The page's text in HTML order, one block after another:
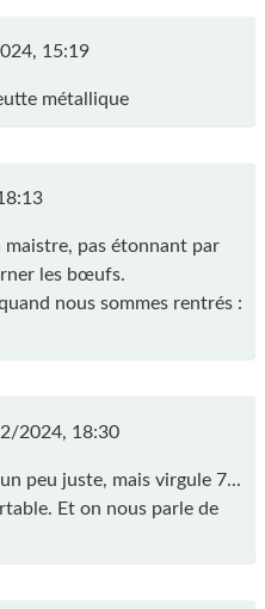
15:19
métallique
pas étonnant par
les bœufs.
nous sommes rentrés :
2024, 18:30
peu juste, mais virgule 7...
Et on nous parle de